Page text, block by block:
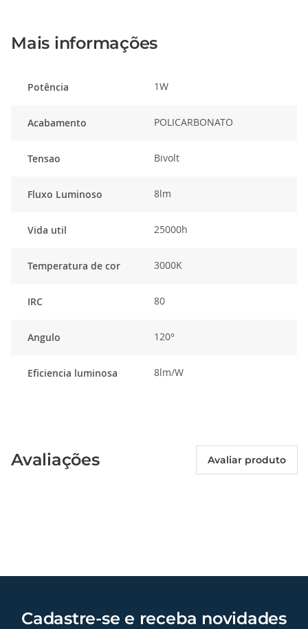
Mais informações
Potência 1W
Acabamento POLICARBONATO
Tensao Bivolt
Fluxo Luminoso 8lm
Vida util 25000h
Temperatura de cor 3000K
IRC 80
Angulo 120°
Eficiencia luminosa 8lm/W
Avaliações Avaliar produto
Cadastre-se e receba novidades